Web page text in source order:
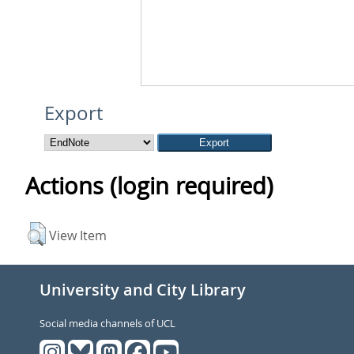
Export
Actions (login required)
View Item
University and City Library
Social media channels of UCL